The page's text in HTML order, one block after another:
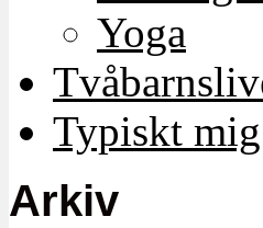
Yoga
Typiskt mig
Arkiv